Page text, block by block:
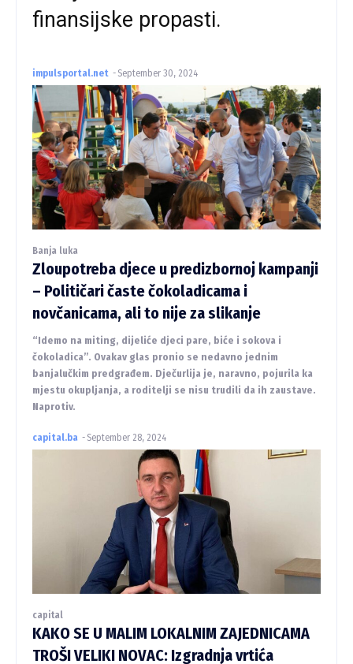
finansijske propasti.
impulsportal.net - September 30, 2024
Banja luka
Zloupotreba djece u predizbornoj kampanji
– Političari časte čokoladicama i
novčanicama, ali to nije za slikanje
“Idemo na miting, dijeliće djeci pare, biće i sokova i
čokoladica”. Ovakav glas pronio se nedavno jednim
banjalučkim predgrađem. Dječurlija je, naravno, pojurila ka
mjestu okupljanja, a roditelji se nisu trudili da ih zaustave.
Naprotiv.
capital.ba - September 28, 2024
capital
KAKO SE U MALIM LOKALNIM ZAJEDNICAMA
TROŠI VELIKI NOVAC: Izgradnja vrtića